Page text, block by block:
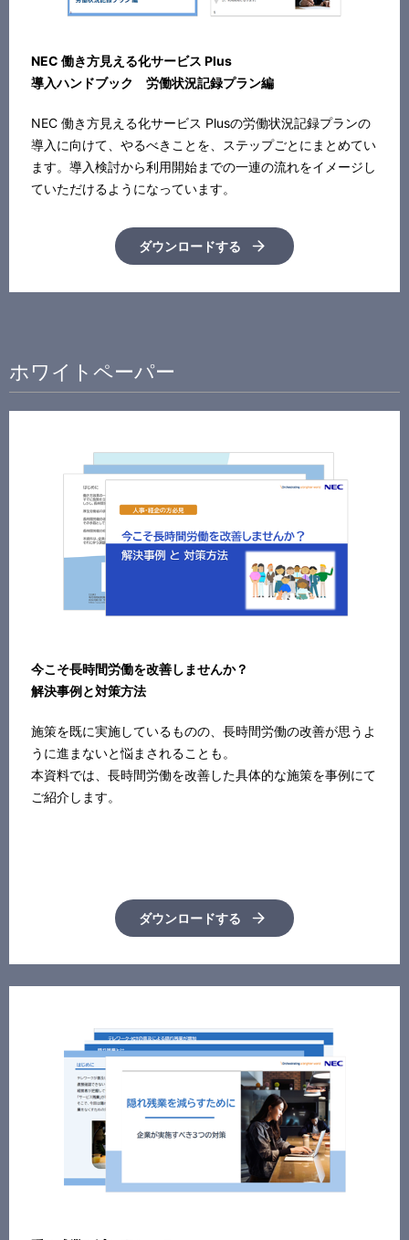
NEC 働き方見える化サービス Plus
導入ハンドブック 労働状況記録プラン編
NEC 働き方見える化サービス Plusの労働状況記録プランの
導入に向けて、やるべきことを、ステップごとにまとめてい
ます。導入検討から利用開始までの一連の流れをイメージし
ていただけるようになっています。
ダウンロードする
ホワイトペーパー
今こそ長時間労働を改善しませんか？
解決事例と対策方法
施策を既に実施しているものの、長時間労働の改善が思うよ
うに進まないと悩まされることも。
本資料では、長時間労働を改善した具体的な施策を事例にて
ご紹介します。
ダウンロードする